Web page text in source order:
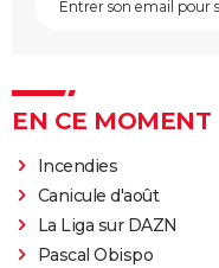
EN CE MOMENT
Incendies
Canicule d'août
La Liga sur DAZN
Pascal Obispo